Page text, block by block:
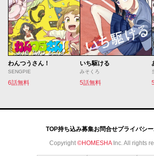
わんつうさん！
SENGPIE
6話無料
いち駆ける
みそくろ
5話無料
TOP持ち込み募集お問合せプライバシ
Copyright ©HOMESHA Inc. All rights